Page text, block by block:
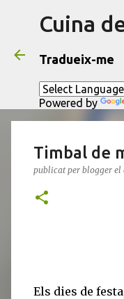
Cuina
Tradueix-me
Powered by
Timbal de
publicat per blogger el
Els dies de